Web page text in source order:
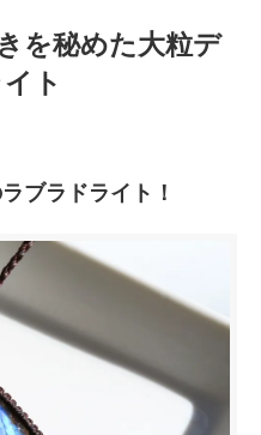
を秘めた大粒デ
ト
ブラドライト！